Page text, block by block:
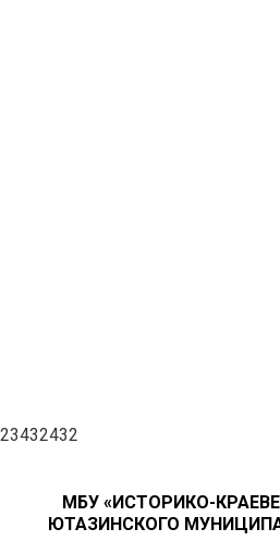
23432432
МБУ «ИСТОРИКО-
ЮТАЗИНСКОГО